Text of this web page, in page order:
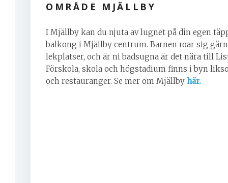
OMRÅDE MJÄLLBY
I Mjällby kan du njuta av lugnet på din egen
balkong i Mjällby centrum. Barnen roar sig
lekplatser, och är ni badsugna är det nära till
Förskola, skola och högstadium finns i byn
och restauranger. Se mer om Mjällby här.